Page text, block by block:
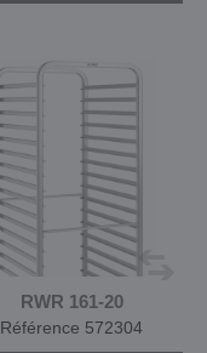
RWR 161-20
Référence 572304